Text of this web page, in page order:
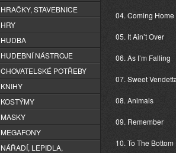
04. Coming Home
05. It Ain’t Over
06. As I’m Falling
07. Sweet
08. Animals
09. Remember
10. To The Bottom
HRAČKY, STAVEBNICE
HRY
HUDBA
HUDEBNÍ NÁSTROJE
CHOVATELSKÉ POTŘEBY
KNIHY
KOSTÝMY
MASKY
MEGAFONY
NÁŘADÍ, LEPIDLA,